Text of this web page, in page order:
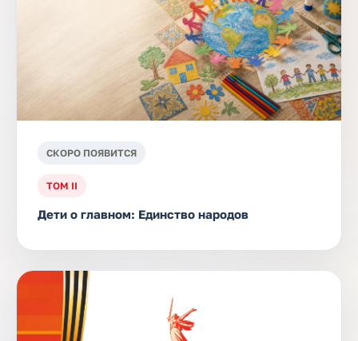
СКОРО ПОЯВИТСЯ
ТОМ II
Дети о главном: Единство народов